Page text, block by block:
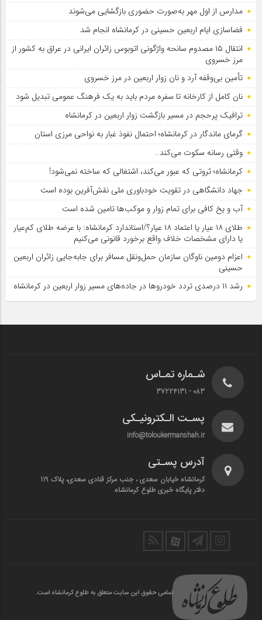
مدارس از اول مهر به‌صورت حضوری بازگشایی می‌شوند
فضاسازی ایام اربعین حسینی در کرمانشاه انجام شد
انتقال ۱۵ مصدوم سانحه واژگونی اتوبوس زائران ایرانی در عراق به کشور از
مرز خسروی
تأمین بی‌وقفه آرد و نان زوار اربعین در مرز خسروی
نان کامل از کارخانه تا سفره مردم باید به یک فرهنگ عمومی تبدیل شود
ترافیک پرحجم در مسیر بازگشت زوار اربعین در کرمانشاه
گرمای ماندگار در کرمانشاه؛ احتمال نفوذ غبار به نواحی مرزی استان
وقتی رسانه سکوت می‌کند…
کرمانشاه؛ ثروتی که عبور می‌کند، اشتغالی که ساخته نمی‌شود!
جهاد دانشگاهی در تقویت خودباوری ملی نقش‌آفرین بوده است
آب و یخ کافی برای تمام زوار و موکب‌ها تامین شده است
طلای ۱۸ عیار یا اعتماد ۱۸ عیار؟/استاندارد کرمانشاه: با عرضه طلای کم‌عیار
یا دارای مشخصات خلاف واقع برخورد قانونی می‌کنیم
اعزام دومین ناوگان سازمان حمل‌ونقل مسافر برای جابه‌جایی زائران اربعین
حسینی
رشد ۱۱ درصدی تردد خودروها در جاده‌های مسیر زوار اربعین در کرمانشاه
شـماره تمـاس
083 - 37224131
پسـت الـکترونیـکی
info@toloukermanshah.ir
آدرس پسـتی
کرمانشاه خیابان سعدی ، جنب مرکز قنادی سعدی، پلاک 119
دفتر پایگاه خبری طلوع کرمانشاه
تمامی حقوق این سایت متعلق به طلوع کرمانشاه است.